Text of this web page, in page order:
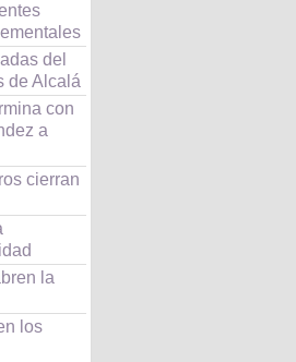
del
de Alcalá
con
a
cierran
la
los